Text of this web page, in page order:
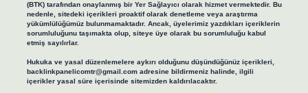
(BTK) tarafından onaylanmış bir Yer Sağlayıcı olarak hizmet vermektedir. Bu
nedenle, sitedeki içerikleri proaktif olarak denetleme veya araştırma
yükümlülüğümüz bulunmamaktadır. Ancak, üyelerimiz yazdıkları içeriklerin
sorumluluğunu taşımakta olup, siteye üye olarak bu sorumluluğu kabul
etmiş sayılırlar.
Hukuka ve yasal düzenlemelere aykırı olduğunu düşündüğünüz içerikleri,
backlinkpanelicomtr@gmail.comadresine bildirmeniz halinde, ilgili
içerikler yasal süre içerisinde sitemizden kaldırılacaktır.